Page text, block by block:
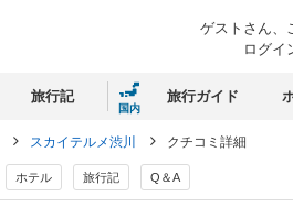
ゲストさん、
ログイ
旅行記
国内
旅行ガイド
スカイテルメ渋川 クチコミ詳細
ホテル 旅行記 Q＆A